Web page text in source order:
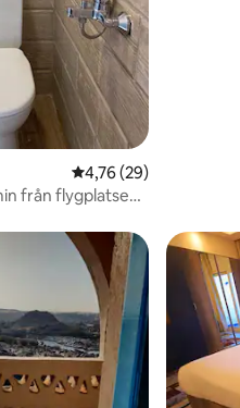
4,76 av 5 i
4,76 (29)
från flygplatsen,